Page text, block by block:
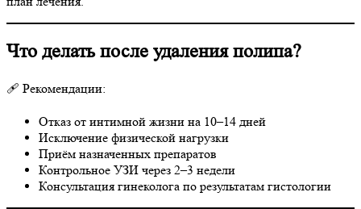
Что делать после удаления полипа?
🩹 Рекомендации:
Отказ от интимной жизни на 10–14 дней
Исключение физической нагрузки
Приём назначенных препаратов
Контрольное УЗИ через 2–3 недели
Консультация гинеколога по результатам гистологии